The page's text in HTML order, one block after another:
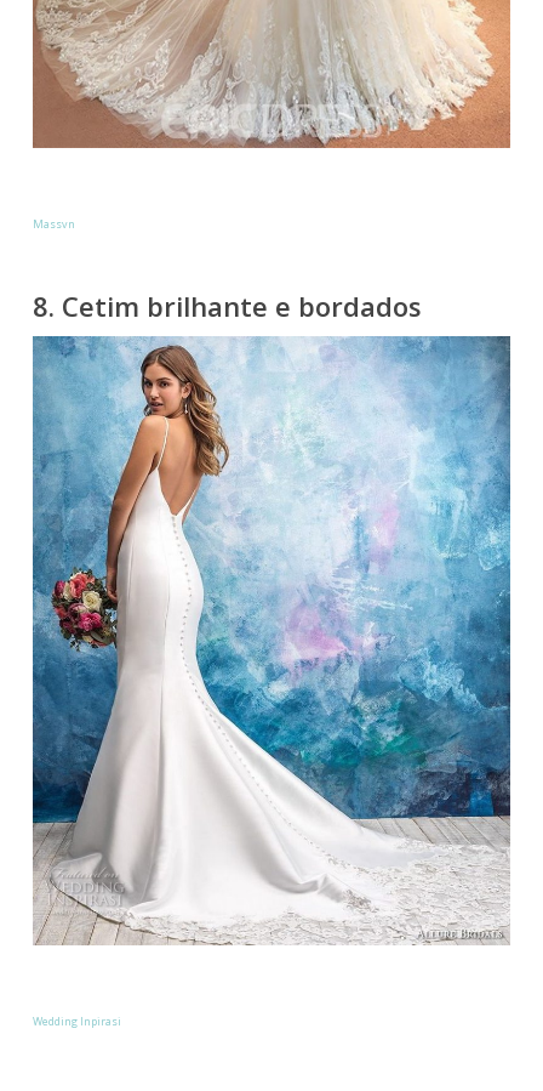
Massvn
8. Cetim brilhante e bordados
Wedding Inpirasi